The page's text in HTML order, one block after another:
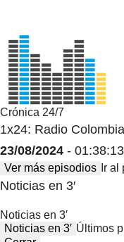
Crónica 24/7
1x24: Radio Colombia
23/08/2024 - 01:38:13
Ver más episodios Ir al
Noticias en 3′
Noticias en 3′
Noticias en 3′ Últimos